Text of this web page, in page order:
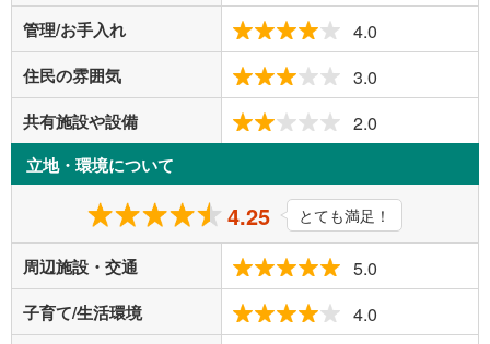
管理/お手入れ 4.0
住民の雰囲気 3.0
共有施設や設備 2.0
立地・環境について
4.25 とても満足！
周辺施設・交通 5.0
子育て/生活環境 4.0